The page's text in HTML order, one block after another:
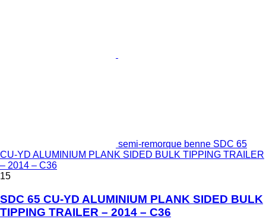
semi-remorque benne SDC 65
CU-YD ALUMINIUM PLANK SIDED BULK TIPPING TRAILER
– 2014 – C36
15
SDC 65 CU-YD ALUMINIUM PLANK SIDED BULK
TIPPING TRAILER – 2014 – C36